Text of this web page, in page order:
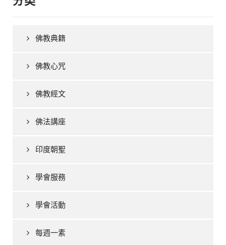
佛教典籍
佛教心咒
佛教經文
佛法講座
印度朝聖
學會服務
學會活動
每週一素